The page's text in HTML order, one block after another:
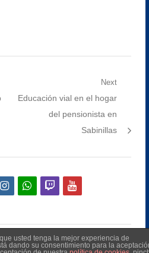
Next
Next
Educación vial en el hogar
del pensionista en
Sabinillas
instagramwhatsapp
twitchyoutube
usted tenga la mejor experiencia de
dando su consentimiento para la